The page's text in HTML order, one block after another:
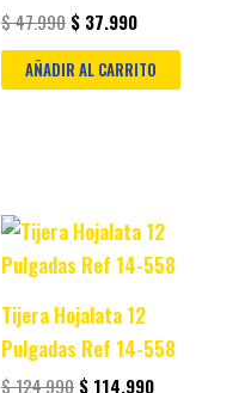
$47.990 $ 37.990
AÑADIR AL CARRITO
Tijera Hojalata 12
Pulgadas Ref 14-558
$124.990
Original
price
was:
$ 114.990
Current
price
is: